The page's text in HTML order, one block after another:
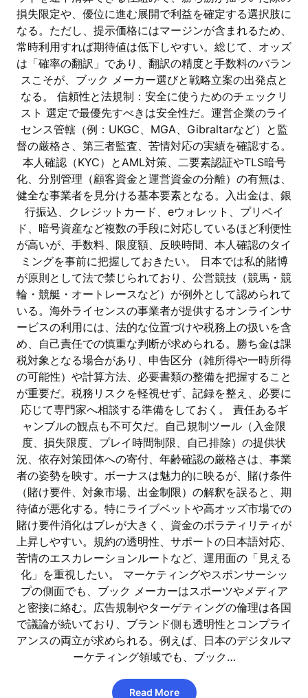
損失限定や、優位に進む展開で利益を確定する選択肢に
なる。ただし、提示価格にはマージンが含まれるため、
常時利用すれば期待値は低下しやすい。総じて、オッズ
は「確率の翻訳」であり、翻訳の精度と手数料のバラン
スこそが、ブック メーカー選びと戦略立案の出発点と
なる。 信頼性と法規制：安全に使うためのチェックリ
スト 選定で最優先すべきは安全性だ。運営企業のライ
センス管轄（例：UKGC、MGA、Gibraltarなど）と監
督の厳格さ、第三者監査、苦情対応の実績を確認する。
本人確認（KYC）とAML対策、二要素認証やTLS暗号
化、分別管理（顧客資金と運営資金の分離）の有無は、
健全な事業者を見分ける基本要素となる。入出金は、銀
行振込、クレジットカード、eウォレット、プリペイ
ド、暗号資産など複数の手段に対応しているほど利便性
が高いが、手数料、限度額、反映時間、本人確認のタイ
ミングを事前に把握しておきたい。 日本では私的賭博
が原則として法で禁じられており、公営競技（競馬・競
輪・競艇・オートレースなど）が例外として認められて
いる。海外ライセンスの事業者が提供するオンラインサ
ービスの利用には、法的な位置づけや税務上の扱いを含
め、自己責任での慎重な判断が求められる。勝ち金は課
税対象となる場合があり、申告区分（雑所得や一時所得
の可能性）や計算方法、必要書類の整備を把握すること
が重要だ。税務リスクを軽視せず、記録を整え、必要に
応じて専門家へ相談する準備をしておく。 責任あるギ
ャンブルの観点も不可欠だ。自己規制ツール（入金限
度、損失限度、プレイ時間制限、自己排除）の提供状
況、依存対策団体への寄付、年齢確認の厳格さは、事業
者の姿勢を映す。ボーナスは魅力的に映るが、賭け条件
（賭け要件、対象市場、出金制限）の解釈を誤ると、期
待値が悪化する。特にライブベットや高オッズ市場での
賭け要件消化はブレが大きく、資金のボラティリティが
上昇しやすい。規約の透明性、サポートの日本語対応、
苦情のエスカレーションルートなど、運用面の「見える
化」を重視したい。 マーケティングやスポンサーシッ
プの側面でも、ブック メーカーはスポーツやメディア
と密接に絡む。広告規制やターゲティングの倫理は各国
で議論が続いており、ブランド側も透明性とコンプライ
アンスの両立が求められる。例えば、日本のデジタルマ
ーケティング領域でも、ブック…
Read More